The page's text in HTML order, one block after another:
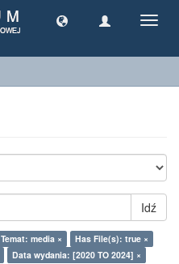
Idź
Temat: media ×
Has File(s): true ×
Data wydania: [2020 TO 2024] ×